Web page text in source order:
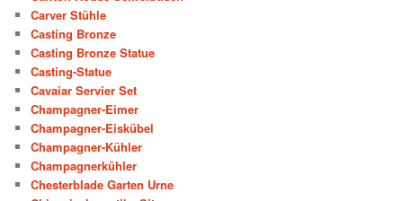
Carver Stühle
Casting Bronze
Casting Bronze Statue
Casting-Statue
Cavaiar Servier Set
Champagner-Eimer
Champagner-Eiskübel
Champagner-Kühler
Champagnerkühler
Chesterblade Garten Urne